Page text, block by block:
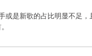
或是新歌的占比明显不足